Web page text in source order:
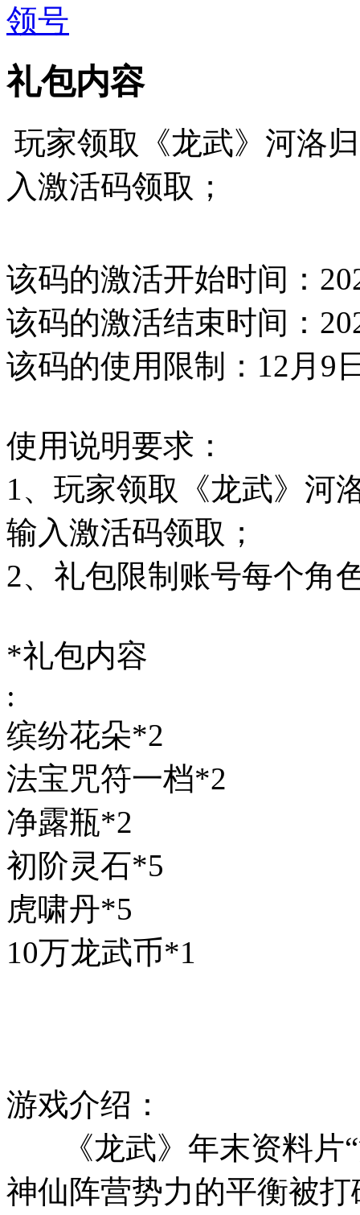
领号
礼包内容
玩家领取《龙武》河洛
入激活码领取；
该码的激活开始时间：
该码的激活结束时间：
该码的使用限制：12月9
使用说明要求：
1、玩家领取《龙武》河
输入激活码领取；
2、礼包限制账号每个角
*礼包内容
:
缤纷花朵*2
法宝咒符一档*2
净露瓶*2
初阶灵石*5
虎啸丹*5
10万龙武币*1
游戏介绍：
《龙武》年末资料片“
神仙阵营势力的平衡被